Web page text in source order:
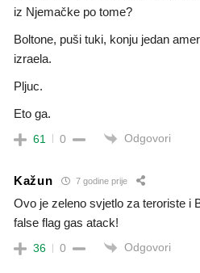
iz Njemačke po tome?
Boltone, puši tuki, konju jedan
izraela.
Pljuc.
Eto ga.
61 0 Odgovori
Kažun 7 godine prije
Ovo je zeleno svjetlo za teroriste i
false flag gas atack!
36 0 Odgovori